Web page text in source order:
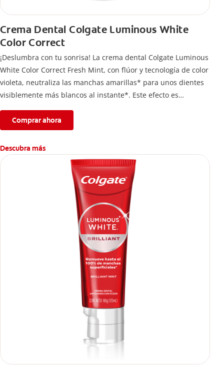
Crema Dental Colgate Luminous White
Color Correct
¡Deslumbra con tu sonrisa! La crema dental Colgate Luminous
White Color Correct Fresh Mint, con flúor y tecnología de color
violeta, neutraliza las manchas amarillas* para unos dientes
visiblemente más blancos al instante*. Este efecto es
protege el esmalte dental.
*El efecto es temporal.
Comprar ahora
Descubra más